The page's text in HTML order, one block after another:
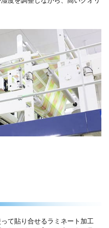
て貼り合せるラミネート加工